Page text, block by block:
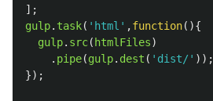
];
gulp. task( ' html ' ,function(){
gulp. src( htmlFiles)
. pipe(gulp. dest ( ' dist/' ));
});